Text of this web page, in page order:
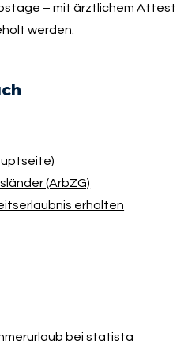
– mit ärztlichem Attest
werden.
(ArbZG)
erhalten
bei statista